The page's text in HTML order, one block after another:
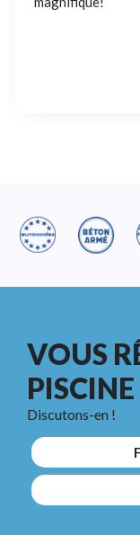
VOUS
PISCINE
Discutons-en !